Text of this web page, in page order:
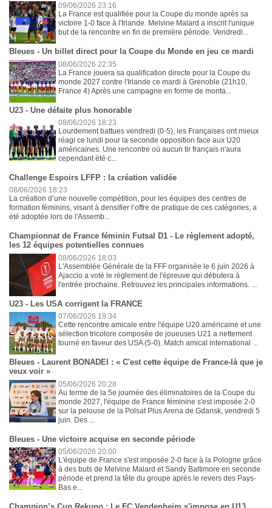
09/06/2026 23:16
La France est qualifiée pour la Coupe du monde après sa
victoire 1-0 face à l'Irlande. Melvine Malard a inscrit l'unique
but de la rencontre en fin de première période. Vendredi...
Bleues - Un billet direct pour la Coupe du Monde en jeu ce mardi
08/06/2026 22:35
La France jouera sa qualification directe pour la Coupe du
monde 2027 contre l'Irlande ce mardi à Grenoble (21h10,
France 4) Après une campagne en forme de monta...
U23 - Une défaite plus honorable
08/06/2026 18:23
Lourdement battues vendredi (0-5), les Françaises ont mieux
réagi ce lundi pour la seconde opposition face aux U20
américaines. Une rencontre où aucun tir français n'aura
cependant été c...
Challenge Espoirs LFFP : la création validée
08/06/2026 18:23
La création d’une nouvelle compétition, pour les équipes des centres de
formation féminins, visant à densifier l’offre de pratique de ces catégories, a
été adoptée lors de l'Assemb...
Championnat de France féminin Futsal D1 - Le règlement adopté,
les 12 équipes potentielles connues
08/06/2026 18:03
L'Assemblée Générale de la FFF organisée le 6 juin 2026 à
Ajaccio a voté le règlement de l'épreuve qui débutera à
l'entrée prochaine. Retrouvez les principales informations. ...
U23 - Les USA corrigent la FRANCE
07/06/2026 19:34
Cette rencontre amicale entre l'équipe U20 américaine et une
sélection tricolore composée de joueuses U21 a nettement
tourné en faveur des USA (5-0). Match amical international ...
Bleues - Laurent BONADEI : « C'est cette équipe de France-là que je
veux voir »
05/06/2026 20:28
Au terme de la 5e journée des éliminatoires de la Coupe du
monde 2027, l'équipe de France féminine s'est imposée 2-0
sur la pelouse de la Polsat Plus Arena de Gdansk, vendredi 5
juin. Des ...
Bleues - Une victoire acquise en seconde période
05/06/2026 20:00
L'équipe de France s'est imposée 2-0 face à la Pologne grâce
à des buts de Melvine Malard et Sandy Baltimore en seconde
période et prend la tête du groupe après le revers des Pays-
Bas e...